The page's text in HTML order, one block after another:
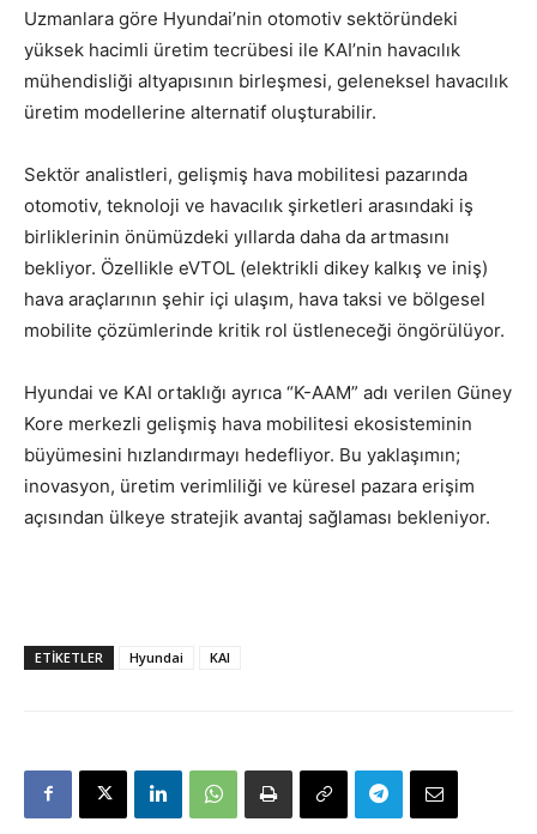
Uzmanlara göre Hyundai’nin otomotiv sektöründeki
yüksek hacimli üretim tecrübesi ile KAI’nin havacılık
mühendisliği altyapısının birleşmesi, geleneksel havacılık
üretim modellerine alternatif oluşturabilir.
Sektör analistleri, gelişmiş hava mobilitesi pazarında
otomotiv, teknoloji ve havacılık şirketleri arasındaki iş
birliklerinin önümüzdeki yıllarda daha da artmasını
bekliyor. Özellikle eVTOL (elektrikli dikey kalkış ve iniş)
hava araçlarının şehir içi ulaşım, hava taksi ve bölgesel
mobilite çözümlerinde kritik rol üstleneceği öngörülüyor.
Hyundai ve KAI ortaklığı ayrıca “K-AAM” adı verilen Güney
Kore merkezli gelişmiş hava mobilitesi ekosisteminin
büyümesini hızlandırmayı hedefliyor. Bu yaklaşımın;
inovasyon, üretim verimliliği ve küresel pazara erişim
açısından ülkeye stratejik avantaj sağlaması bekleniyor.
ETIKETLER Hyundai KAI